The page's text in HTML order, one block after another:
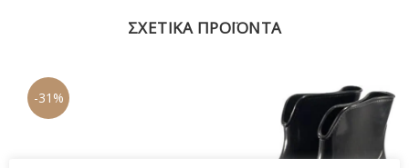
ΣΧΕΤΙΚΆ ΠΡΟΪΌΝΤΑ
-31%